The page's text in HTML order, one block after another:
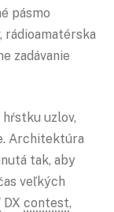
pásmo
rádioamatérska
zadávanie
uzlov,
Architektúra
tak, aby
veľkých
DX contest,